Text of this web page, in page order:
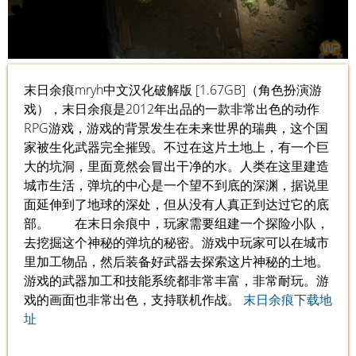
末日余痕mryh中文汉化破解版 [1.67GB]（角色扮演游
戏），末日余痕是2012年出品的一款非常出色的动作
RPG游戏，游戏的背景发生在未来世界的瑞典，这个国
家被生化武器完全摧毁。不过在这片土地上，有一个巨
大的坑洞，里面竟然会冒出干净的水。人类在这里建造
城市生活，弹坑的中心是一个望不到底的深渊，据说里
面延伸到了地球的深处，但从没有人真正到达过它的底
部。 在末日余痕中，玩家需要组建一个探险小队，
去挖掘这个神秘的弹坑的秘密。游戏中玩家可以在城市
里加工物品，然后装备好武器去探索这片神秘的土地。
游戏的武器加工和技能系统都非常丰富，非常耐玩。游
戏的画面也非常出色，支持联机作战。 末日余痕下载地
址